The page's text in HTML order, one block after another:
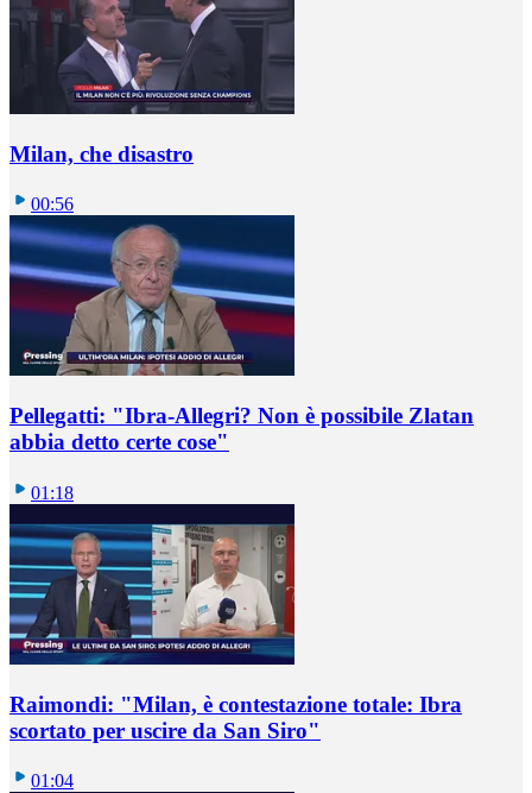
Milan, che disastro
00:56
Pellegatti: "Ibra-Allegri? Non è possibile Zlatan
abbia detto certe cose"
01:18
Raimondi: "Milan, è contestazione totale: Ibra
scortato per uscire da San Siro"
01:04